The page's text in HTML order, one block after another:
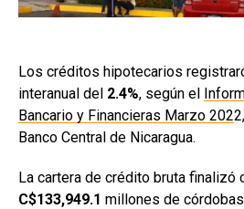
Los créditos hipotecarios
interanual del 2.4%, según el
Bancario y Financieras Marzo 202
Banco Central de Nicaragua.
La cartera de crédito bruta finalizó
C$133,949.1 millones de